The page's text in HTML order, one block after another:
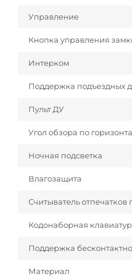
Управление
Кнопка управления
Интерком
Поддержка подъездных
Пульт ДУ
Угол обзора по
Ночная подсветка
Влагозащита
Считыватель отпечатков
Кодонаборная
Поддержка
Материал